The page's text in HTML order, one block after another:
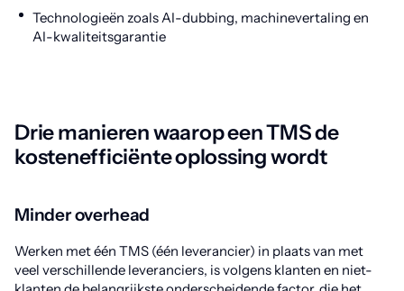
Technologieën zoals AI-dubbing, machinevertaling en
AI-kwaliteitsgarantie
Drie manieren waarop een TMS de
kostenefficiënte oplossing wordt
Minder overhead
Werken met één TMS (één leverancier) in plaats van met
veel verschillende leveranciers, is volgens klanten en niet-